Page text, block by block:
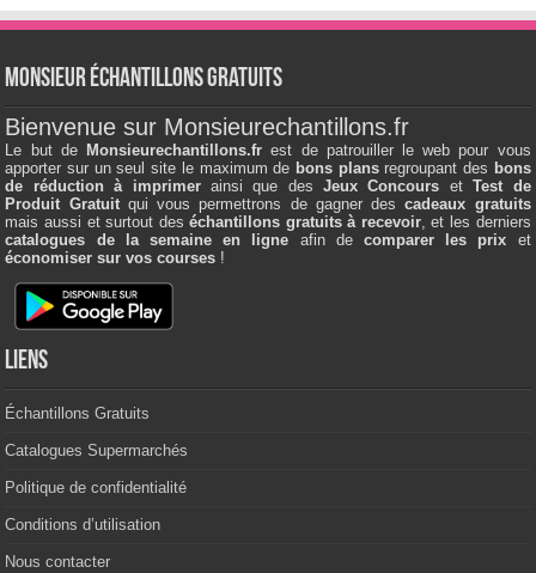
Monsieur échantillons Gratuits
Bienvenue sur Monsieurechantillons.fr
Le but de Monsieurechantillons.fr est de patrouiller le web pour vous
apporter sur un seul site le maximum de bons plansregroupant des bons
de réduction à imprimerainsi que desJeux Concours etTest de
Produit Gratuitqui vous permettrons de gagner descadeaux gratuits
mais aussi et surtout deséchantillons gratuits à recevoir, et les derniers
catalogues de la semaine en ligne afin de comparer les prix et
économiser sur vos courses !
Liens
Échantillons Gratuits
Catalogues Supermarchés
Politique de confidentialité
Conditions d’utilisation
Nous contacter